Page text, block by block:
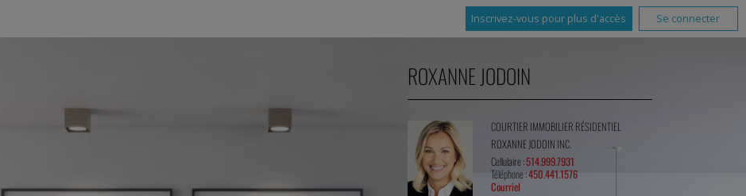
Inscrivez-vous pour plus d'accès Se connecter
ROXANNE JODOIN
COURTIER IMMOBILIER RÉSIDENTIEL
ROXANNE JODOIN INC.
Cellulaire :514.999.7931
Téléphone :450.441.1576
Courriel